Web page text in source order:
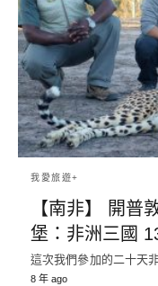
我愛旅遊+
【南非】 開
堡：非洲三國
這次我們參加的二十天
8 年 ago